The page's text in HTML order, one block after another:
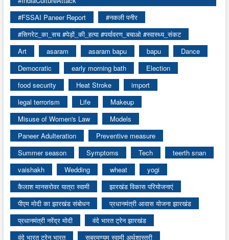
#FSSAI Paneer Report
#नकली पनीर
#सिगरेट_का_सच #पेड़ों_की_हत्या #पर्यावरण_बचाओ #स्वास्थ्य_संकट
Art
asaram asaram bapu bapu
Dance
Democratic
early morning bath
Election
food security
Heat Stroke
import
legal terrorism
Life
Makeup
Misuse of Women's Law
Models
Paneer Adulteration
Preventive measure
Summer season
Symptoms Tech
teerth snan
vaishakh
Wedding wheat
yogi
कैलाश मानसरोवर यात्रा स्वामी
झारखंड विकास परियोजनाएं
पीएम मोदी का झारखंड संबोधन
प्रधानमंत्री आवास योजना झारखंड
प्रधानमंत्री नरेंद्र मोदी
वंदे भारत ट्रेन झारखंड
वंदे भारत ट्रेन भारत
सुब्रमण्यम स्वामी अर्थशास्त्री